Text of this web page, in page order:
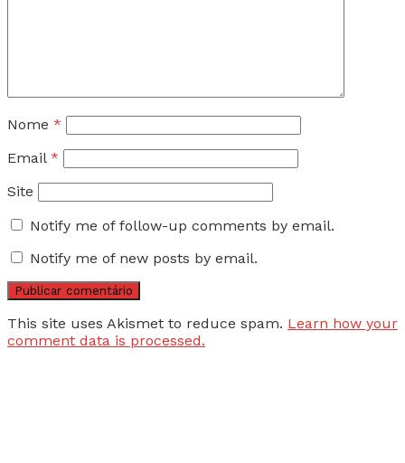
Nome *
Email *
Site
Notify me of follow-up comments by email.
Notify me of new posts by email.
This site uses Akismet to reduce spam. Learn how your
comment data is processed.